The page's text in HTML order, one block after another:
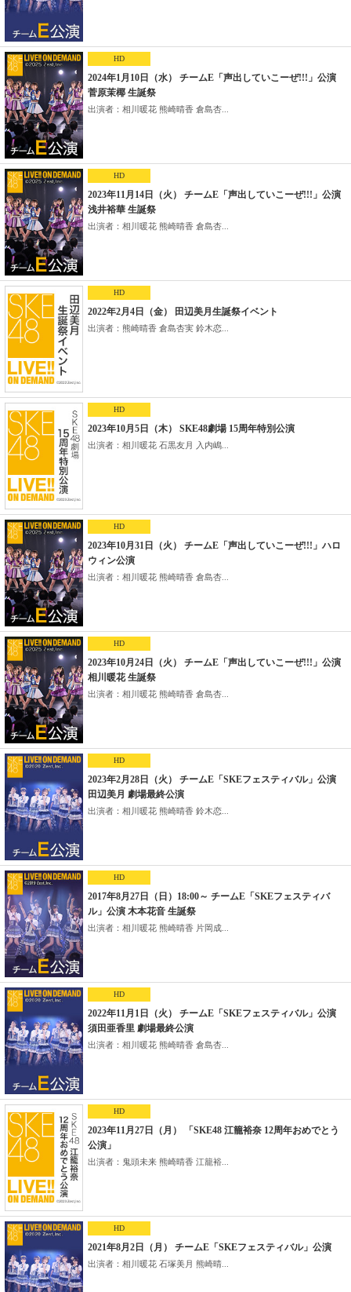
HD
2024年1月10日（水） チームE「声出していこーぜ!!!」公演
菅原茉椰 生誕祭
出演者：相川暖花 熊崎晴香 倉島杏...
HD
2023年11月14日（火） チームE「声出していこーぜ!!!」公演
浅井裕華 生誕祭
出演者：相川暖花 熊崎晴香 倉島杏...
HD
2022年2月4日（金） 田辺美月生誕祭イベント
出演者：熊崎晴香 倉島杏実 鈴木恋...
HD
2023年10月5日（木） SKE48劇場 15周年特別公演
出演者：相川暖花 石黒友月 入内嶋...
HD
2023年10月31日（火） チームE「声出していこーぜ!!!」ハロ
ウィン公演
出演者：相川暖花 熊崎晴香 倉島杏...
HD
2023年10月24日（火） チームE「声出していこーぜ!!!」公演
相川暖花 生誕祭
出演者：相川暖花 熊崎晴香 倉島杏...
HD
2023年2月28日（火） チームE「SKEフェスティバル」公演
田辺美月 劇場最終公演
出演者：相川暖花 熊崎晴香 鈴木恋...
HD
2017年8月27日（日）18:00～ チームE「SKEフェスティバ
ル」公演 木本花音 生誕祭
出演者：相川暖花 熊崎晴香 片岡成...
HD
2022年11月1日（火） チームE「SKEフェスティバル」公演
須田亜香里 劇場最終公演
出演者：相川暖花 熊崎晴香 倉島杏...
HD
2023年11月27日（月） 「SKE48 江籠裕奈 12周年おめでとう
公演」
出演者：鬼頭未来 熊崎晴香 江籠裕...
HD
2021年8月2日（月） チームE「SKEフェスティバル」公演
出演者：相川暖花 石塚美月 熊崎晴...